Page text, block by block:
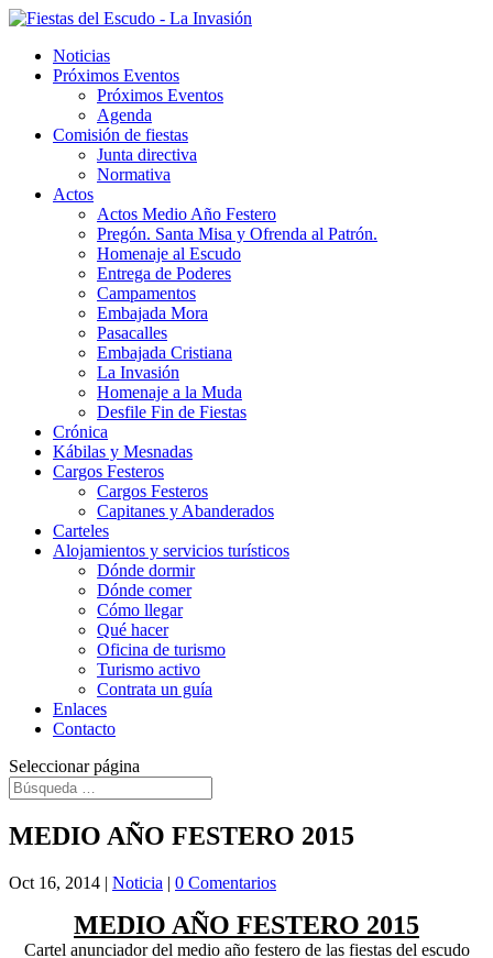
Noticias
Próximos Eventos
Próximos Eventos
Agenda
Comisión de fiestas
Junta directiva
Normativa
Actos
Actos Medio Año Festero
Pregón. Santa Misa y Ofrenda al Patrón.
Homenaje al Escudo
Entrega de Poderes
Campamentos
Embajada Mora
Pasacalles
Embajada Cristiana
La Invasión
Homenaje a la Muda
Desfile Fin de Fiestas
Crónica
Kábilas y Mesnadas
Cargos Festeros
Cargos Festeros
Capitanes y Abanderados
Carteles
Alojamientos y servicios turísticos
Dónde dormir
Dónde comer
Cómo llegar
Qué hacer
Oficina de turismo
Turismo activo
Contrata un guía
Enlaces
Contacto
Seleccionar página
MEDIO AÑO FESTERO 2015
Oct 16, 2014 | Noticia | 0 Comentarios
MEDIO AÑO FESTERO 2015
Cartel anunciador del medio año festero de las fiestas del escudo